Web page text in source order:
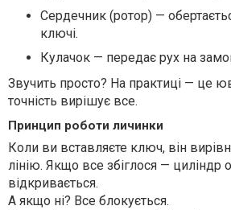
Сердечник (ротор) —
ключі.
Кулачок — передає рух на
Звучить просто? На практиці — це
точність вирішує все.
Принцип роботи личинки
Коли ви вставляєте ключ, він
лінію. Якщо все збіглося — циліндр
відкривається.
А якщо ні? Все блокується.